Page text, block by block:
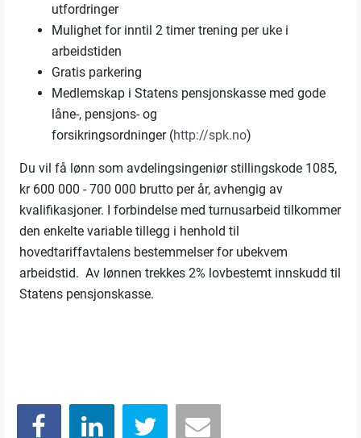
utfordringer
Mulighet for inntil 2 timer trening per uke i
arbeidstiden
Gratis parkering
Medlemskap i Statens pensjonskasse med gode
låne-, pensjons- og
forsikringsordninger (http://spk.no)
Du vil få lønn som avdelingsingeniør stillingskode 1085,
kr 600 000 - 700 000 brutto per år, avhengig av
kvalifikasjoner. I forbindelse med turnusarbeid tilkommer
den enkelte variable tillegg i henhold til
hovedtariffavtalens bestemmelser for ubekvem
arbeidstid. Av lønnen trekkes 2% lovbestemt innskudd til
Statens pensjonskasse.